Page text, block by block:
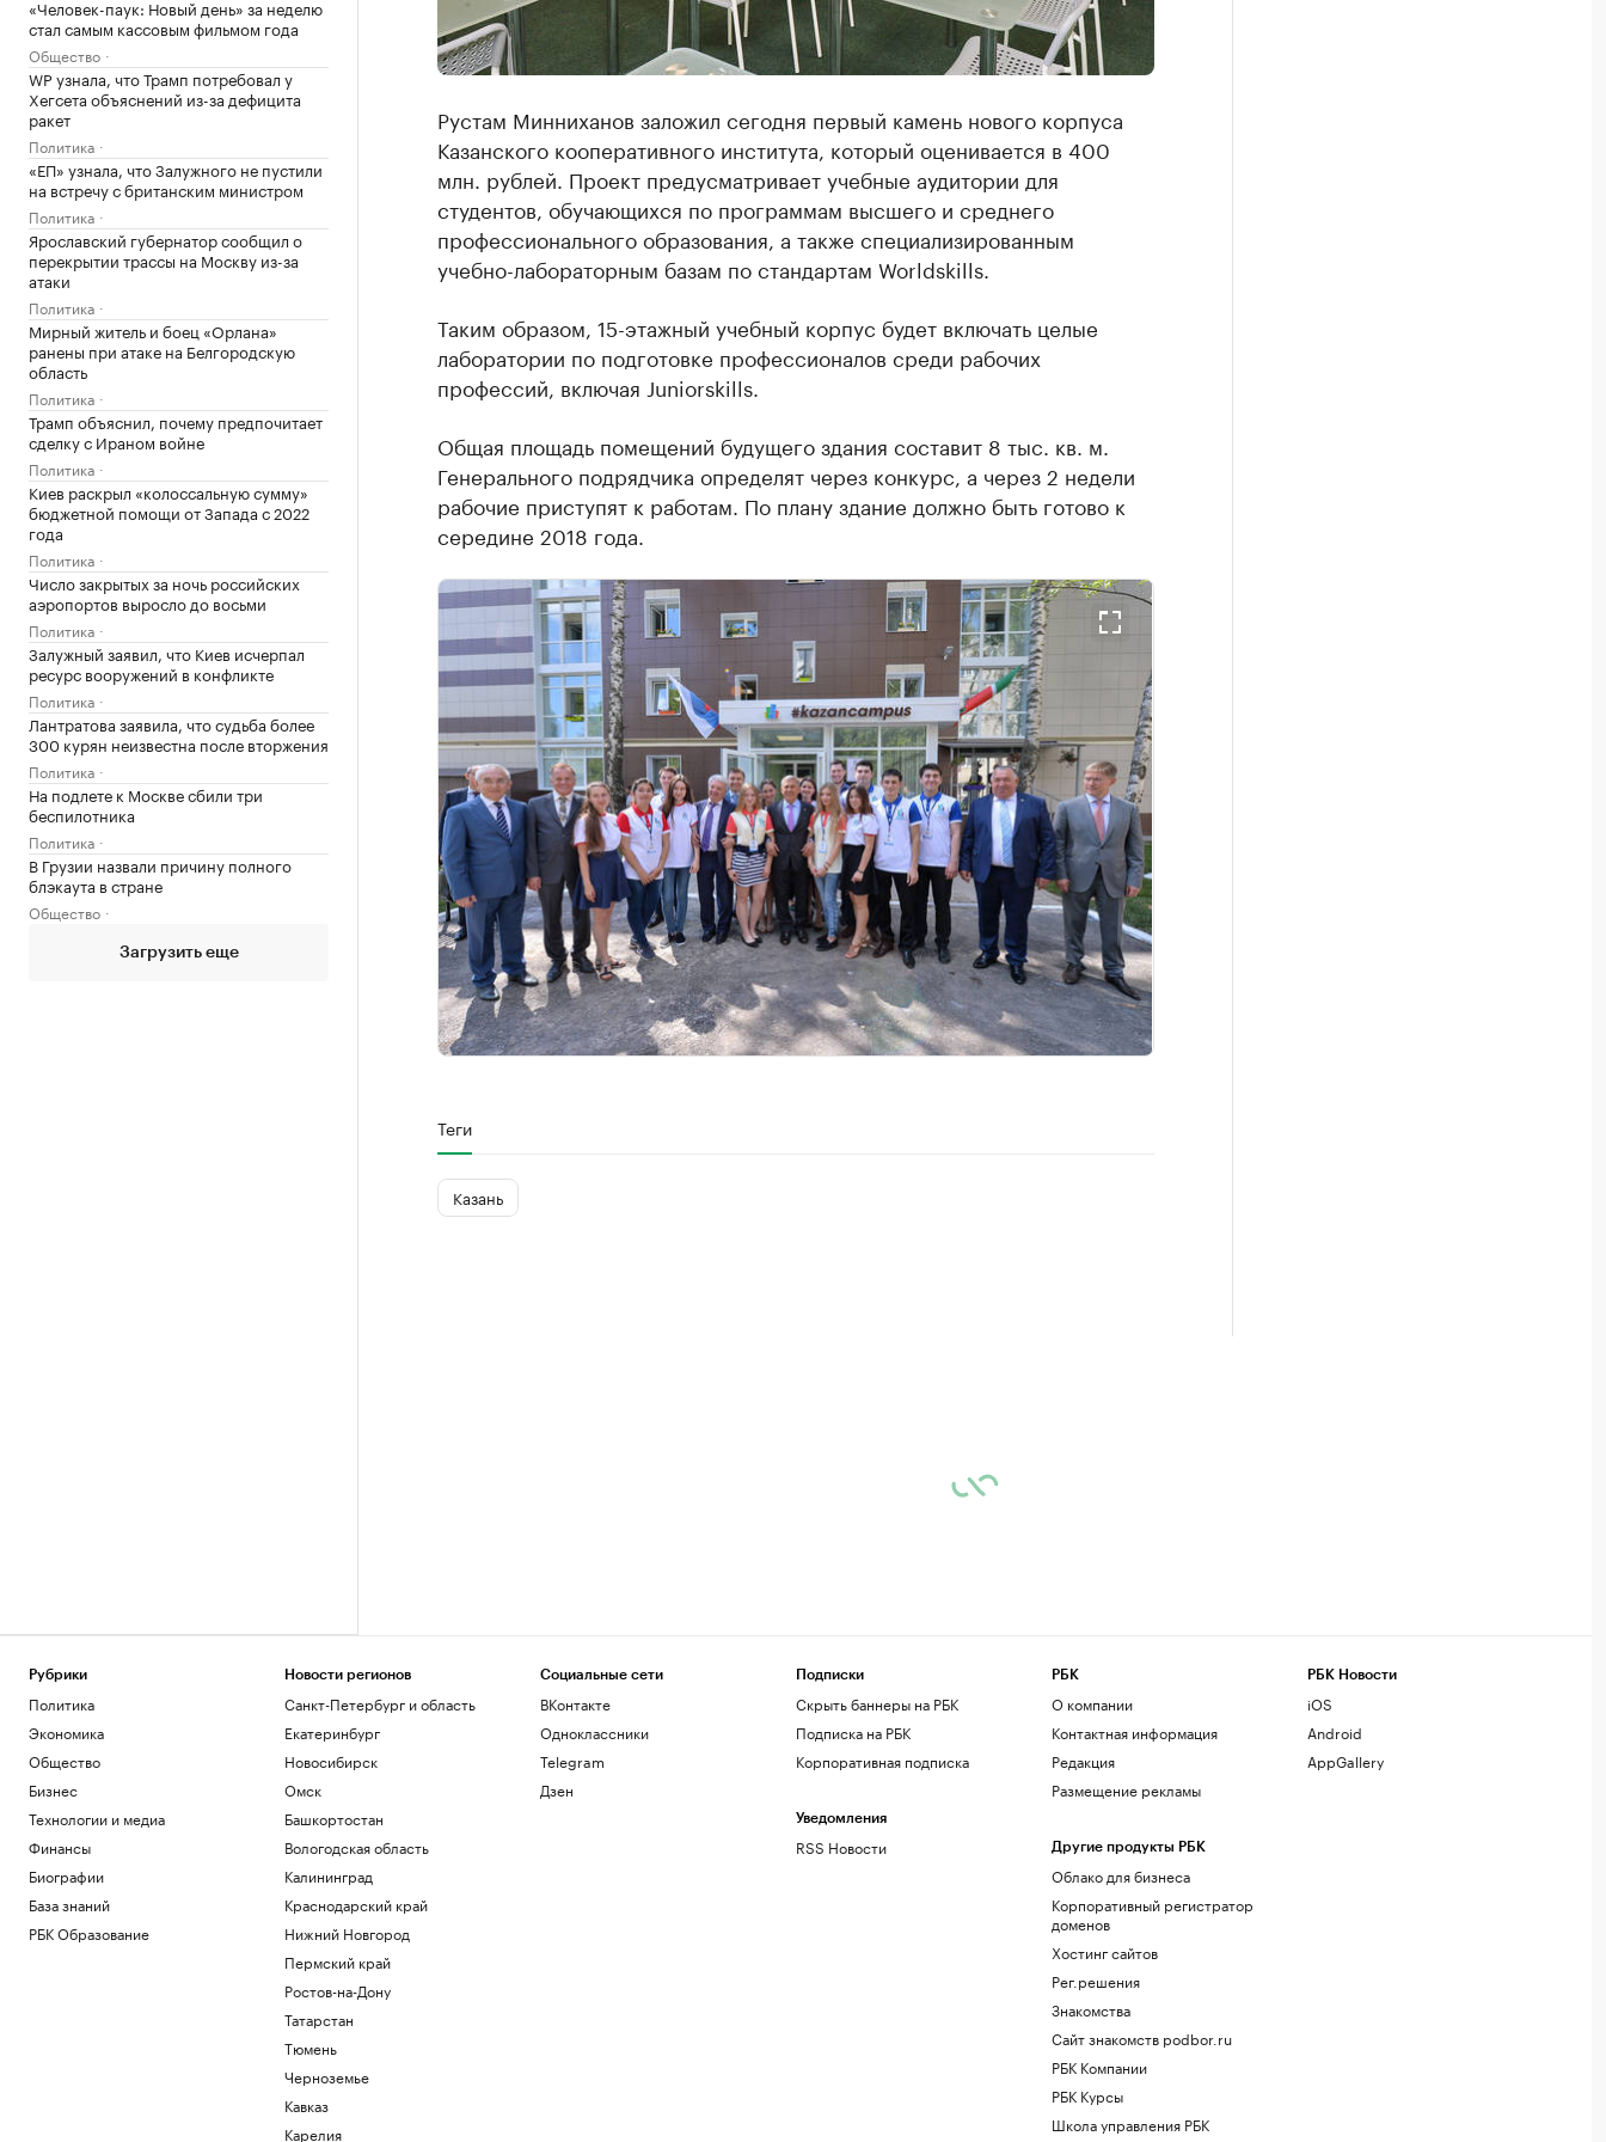
«Человек-паук: Новый день» за неделю
стал самым кассовым фильмом года
Общество
WP узнала, что Трамп потребовал у
Хегсета объяснений из-за дефицита
ракет
Политика
«ЕП» узнала, что Залужного не пустили
на встречу с британским министром
Политика
Ярославский губернатор сообщил о
перекрытии трассы на Москву из-за
атаки
Политика
Мирный житель и боец «Орлана»
ранены при атаке на Белгородскую
область
Политика
Трамп объяснил, почему предпочитает
сделку с Ираном войне
Политика
Киев раскрыл «колоссальную сумму»
бюджетной помощи от Запада с 2022
года
Политика
Число закрытых за ночь российских
аэропортов выросло до восьми
Политика
Залужный заявил, что Киев исчерпал
ресурс вооружений в конфликте
Политика
Лантратова заявила, что судьба более
300 курян неизвестна после вторжения
Политика
На подлете к Москве сбили три
беспилотника
Политика
В Грузии назвали причину полного
блэкаута в стране
Общество
Загрузить еще
Рустам Минниханов заложил сегодня первый камень нового корпуса
Казанского кооперативного института, который оценивается в 400
млн. рублей. Проект предусматривает учебные аудитории для
студентов, обучающихся по программам высшего и среднего
профессионального образования, а также специализированным
учебно-лабораторным базам по стандартам Worldskills.
Таким образом, 15-этажный учебный корпус будет включать целые
лаборатории по подготовке профессионалов среди рабочих
профессий, включая Juniorskills.
Общая площадь помещений будущего здания составит 8 тыс. кв. м.
Генерального подрядчика определят через конкурс, а через 2 недели
рабочие приступят к работам. По плану здание должно быть готово к
середине 2018 года.
Теги
Казань
Рубрики
Политика
Экономика
Общество
Бизнес
Технологии и медиа
Финансы
Биографии
База знаний
РБК Образование
Новости регионов
Санкт-Петербург и область
Екатеринбург
Новосибирск
Омск
Башкортостан
Вологодская область
Калининград
Краснодарский край
Нижний Новгород
Пермский край
Ростов-на-Дону
Татарстан
Тюмень
Черноземье
Кавказ
Карелия
Социальные сети
ВКонтакте
Одноклассники
Telegram
Дзен
Подписки
Скрыть баннеры на РБК
Подписка на РБК
Корпоративная подписка
Уведомления
RSS Новости
РБК
О компании
Контактная информация
Редакция
Размещение рекламы
Другие продукты РБК
Облако для бизнеса
Корпоративный регистратор
доменов
Хостинг сайтов
Рег.решения
Знакомства
Сайт знакомств podbor.ru
РБК Компании
РБК Курсы
Школа управления РБК
РБК Новости
iOS
Android
AppGallery